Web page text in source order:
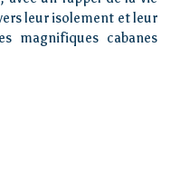
leur isolement et leur
magnifiques cabanes